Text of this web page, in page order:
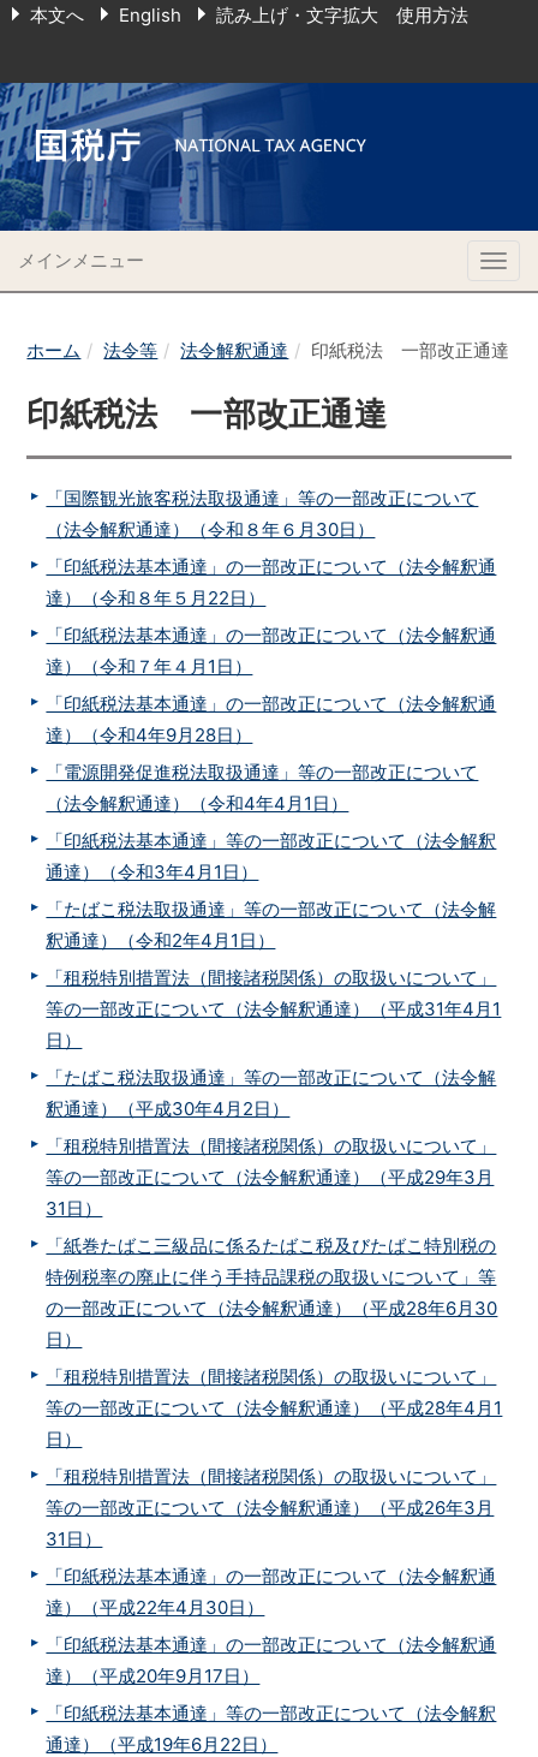
本文へ English 読み上げ・文字拡大 使用方法
メインメニュー
ホーム 法令等 法令解釈通達 印紙税法 一部改正通達
印紙税法 一部改正通達
「国際観光旅客税法取扱通達」等の一部改正について
（法令解釈通達）（令和８年６月30日）
「印紙税法基本通達」の一部改正について（法令解釈通
達）（令和８年５月22日）
「印紙税法基本通達」の一部改正について（法令解釈通
達）（令和７年４月1日）
「印紙税法基本通達」の一部改正について（法令解釈通
達）（令和4年9月28日）
「電源開発促進税法取扱通達」等の一部改正について
（法令解釈通達）（令和4年4月1日）
「印紙税法基本通達」等の一部改正について（法令解釈
通達）（令和3年4月1日）
「たばこ税法取扱通達」等の一部改正について（法令解
釈通達）（令和2年4月1日）
「租税特別措置法（間接諸税関係）の取扱いについて」
等の一部改正について（法令解釈通達）（平成31年4月1
日）
「たばこ税法取扱通達」等の一部改正について（法令解
釈通達）（平成30年4月2日）
「租税特別措置法（間接諸税関係）の取扱いについて」
等の一部改正について（法令解釈通達）（平成29年3月
31日）
「紙巻たばこ三級品に係るたばこ税及びたばこ特別税の
特例税率の廃止に伴う手持品課税の取扱いについて」等
の一部改正について（法令解釈通達）（平成28年6月30
日）
「租税特別措置法（間接諸税関係）の取扱いについて」
等の一部改正について（法令解釈通達）（平成28年4月1
日）
「租税特別措置法（間接諸税関係）の取扱いについて」
等の一部改正について（法令解釈通達）（平成26年3月
31日）
「印紙税法基本通達」の一部改正について（法令解釈通
達）（平成22年4月30日）
「印紙税法基本通達」の一部改正について（法令解釈通
達）（平成20年9月17日）
「印紙税法基本通達」等の一部改正について（法令解釈
通達）（平成19年6月22日）